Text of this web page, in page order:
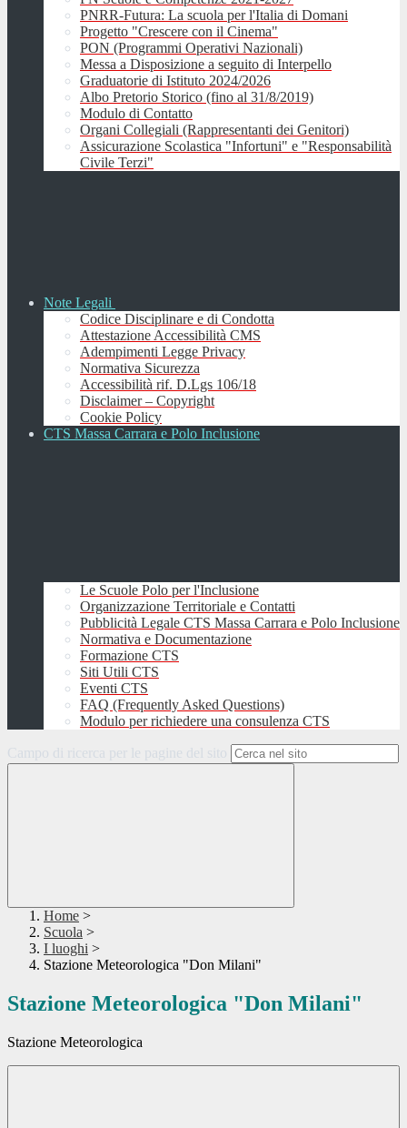
PNRR-Futura: La scuola per l'Italia di Domani
Progetto "Crescere con il Cinema"
PON (Programmi Operativi Nazionali)
Messa a Disposizione a seguito di Interpello
Graduatorie di Istituto 2024/2026
Albo Pretorio Storico (fino al 31/8/2019)
Modulo di Contatto
Organi Collegiali (Rappresentanti dei Genitori)
Assicurazione Scolastica "Infortuni" e "Responsabilità
Civile Terzi"
Note Legali
Codice Disciplinare e di Condotta
Attestazione Accessibilità CMS
Adempimenti Legge Privacy
Normativa Sicurezza
Accessibilità rif. D.Lgs 106/18
Disclaimer – Copyright
Cookie Policy
CTS Massa Carrara e Polo Inclusione
Le Scuole Polo per l'Inclusione
Organizzazione Territoriale e Contatti
Pubblicità Legale CTS Massa Carrara e Polo Inclusione
Normativa e Documentazione
Formazione CTS
Siti Utili CTS
Eventi CTS
FAQ (Frequently Asked Questions)
Modulo per richiedere una consulenza CTS
Campo di ricerca per le pagine del sito
Home >
Scuola >
I luoghi >
Stazione Meteorologica "Don Milani"
Stazione Meteorologica "Don Milani"
Stazione Meteorologica